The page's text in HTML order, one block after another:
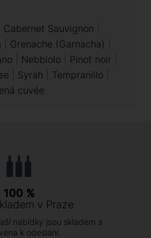
Cabernet Sauvignon
Grenache (Garnacha)
Nebbiolo
Pinot noir
Syrah
Tempranillo
cuvée
100 %
v Praze
nabídky jsou skladem a
k odeslání.